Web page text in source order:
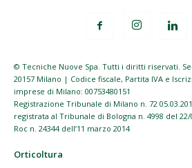
© Tecniche Nuove Spa. Tutti i diritti riservati.
20157 Milano | Codice fiscale, Partita IVA e
imprese di Milano: 00753480151
Registrazione Tribunale di Milano n. 72
registrata al Tribunale di Bologna n. 4998 del 22/
Roc n. 24344 dell’11 marzo 2014
Orticoltura